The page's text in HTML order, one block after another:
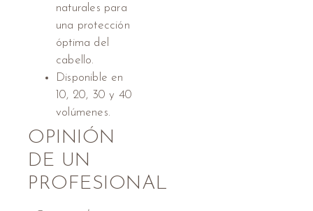
naturales para
una protección
óptima del
cabello.
Disponible en
10, 20, 30 y 40
volúmenes.
OPINIÓN
DE UN
PROFESIONAL